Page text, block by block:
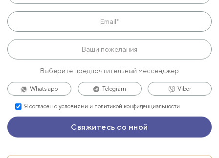
Выберите предпочтительный мессенджер
Whats app Telegram Viber
Я согласен с условиями и политикой конфиденциальности